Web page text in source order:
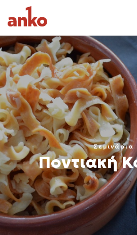
Σεμινάρια
Ποντιακή